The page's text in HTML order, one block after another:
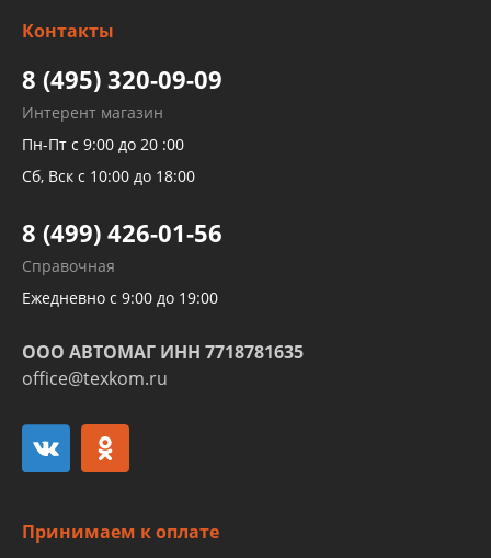
Детейлинг
высокого давления
Тормозных трубок
Рукавов гидроусилителей
Рукавов компрессоров и турбин
Трубок кондиционеров
Развертка пайка медных стальных
алюминиевых трубок и штуцеров
Контакты
8 (495) 320-09-09
Интерент магазин
Пн-Пт с 9:00 до 20 :00
Сб, Вск с 10:00 до 18:00
8 (499) 426-01-56
Справочная
Ежедневно с 9:00 до 19:00
ООО АВТОМАГ ИНН 7718781635
office@texkom.ru
Принимаем к оплате